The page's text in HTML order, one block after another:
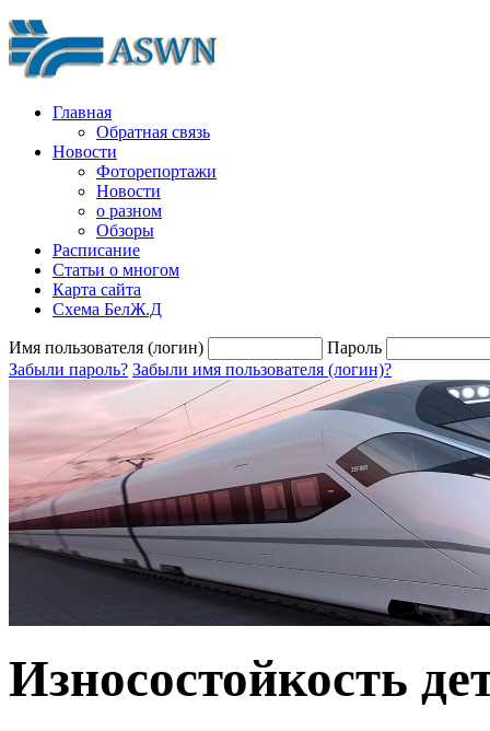
Главная
Обратная связь
Новости
Фоторепортажи
Новости
о разном
Обзоры
Расписание
Статьи о многом
Карта сайта
Схема БелЖ.Д
Имя пользователя (логин)
Пароль
Забыли пароль? Забыли имя пользователя (логин)?
Износостойкость